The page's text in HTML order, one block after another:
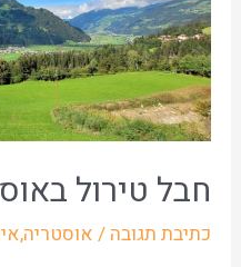
חבל טירול
כתיבת תגובה / אוסטריה,